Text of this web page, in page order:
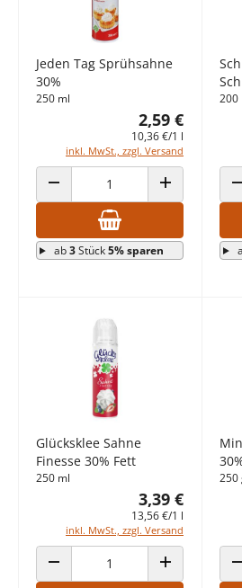
Jeden Tag Sprühsahne
30%
250 ml
2,59 €
10,36 €/1 l
inkl. MwSt., zzgl. Versand
ANZAHL VERRINGERN ANZAHL
ab3Stück5% sparen
200
Glücksklee Sahne
Finesse 30% Fett
250 ml
3,39 €
13,56 €/1 l
inkl. MwSt., zzgl. Versand
ANZAHL VERRINGERN ANZAHL
250